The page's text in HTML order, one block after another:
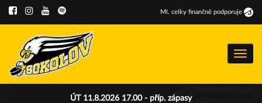
Ml . celky finančně podporuje
Menu
ÚT 11.8.2026 17.00 - příp. zápasy